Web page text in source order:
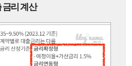
리 계산